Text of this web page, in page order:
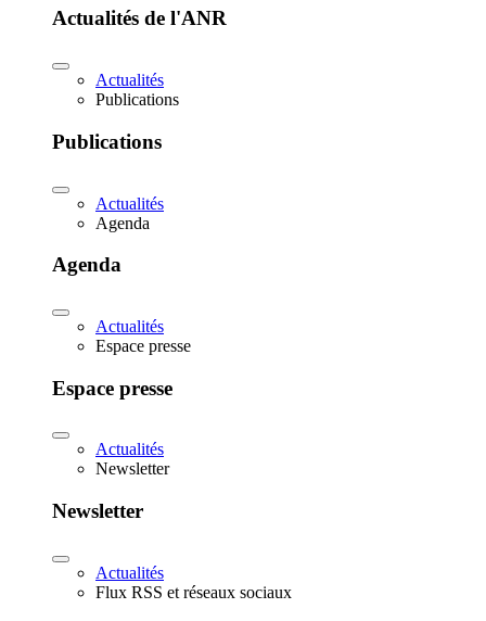
Actualités de l'ANR
Actualités
Publications
Publications
Actualités
Agenda
Agenda
Actualités
Espace presse
Espace presse
Actualités
Newsletter
Newsletter
Actualités
Flux RSS et réseaux sociaux